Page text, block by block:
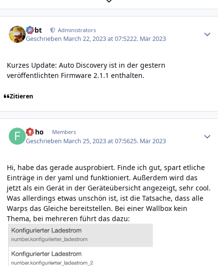
rtrbt Administrators
Geschrieben March 22, 2023 at 07:5222. Mär 2023
Kurzes Update: Auto Discovery ist in der gestern
veröffentlichten Firmware 2.1.1 enthalten.
Zitieren
floho Members
Geschrieben March 25, 2023 at 07:5625. Mär 2023
Hi, habe das gerade ausprobiert. Finde ich gut, spart etliche
Einträge in der yaml und funktioniert. Außerdem wird das
jetzt als ein Gerät in der Geräteübersicht angezeigt, sehr cool.
Was allerdings etwas unschön ist, ist die Tatsache, dass alle
Warps das Gleiche bereitstellen. Bei einer Wallbox kein
Thema, bei mehreren führt das dazu: